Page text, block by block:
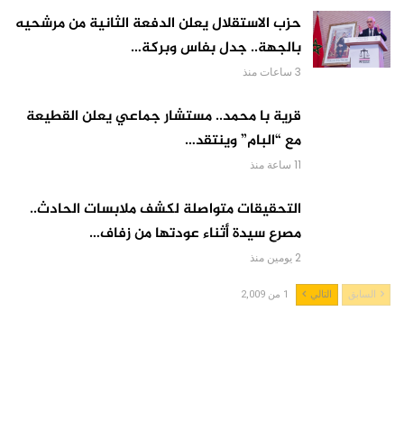
حزب الاستقلال يعلن الدفعة الثانية من مرشحيه
بالجهة.. جدل بفاس وبركة…
3 ساعات منذ
قرية با محمد.. مستشار جماعي يعلن القطيعة
مع “البام” وينتقد…
11 ساعة منذ
التحقيقات متواصلة لكشف ملابسات الحادث..
مصرع سيدة أثناء عودتها من زفاف…
2 يومين منذ
السابق التالي 1 من 2,009